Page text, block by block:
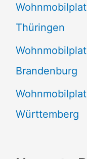
Thüringen
Brandenburg
Württemberg